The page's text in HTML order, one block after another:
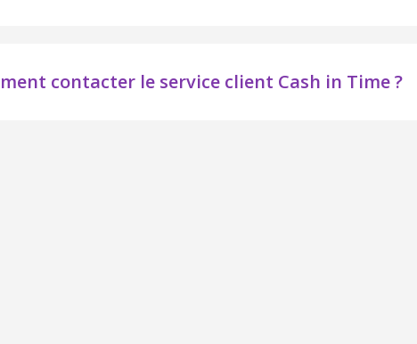
contacter le service client Cash in Time ?